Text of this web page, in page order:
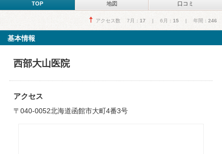
TOP 地図 口コミ
アクセス数 7月： 17 | 6月： 15 | 年間： 246
基本情報
西部大山医院
アクセス
〒040-0052北海道函館市大町4番3号